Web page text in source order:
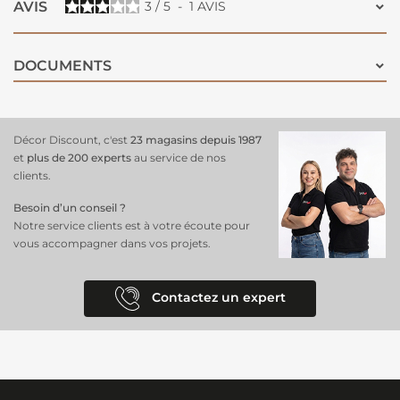
AVIS 3 / 5 - 1 AVIS
DOCUMENTS
Décor Discount, c'est 23 magasins depuis 1987
et plus de 200 experts au service de nos
clients.
Besoin d’un conseil ?
Notre service clients est à votre écoute pour
vous accompagner dans vos projets.
Contactez un expert